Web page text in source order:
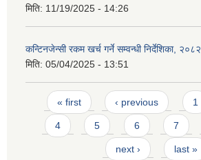
मिति: 11/19/2025 - 14:26
कन्टिनजेन्सी रकम खर्च गर्ने सम्वन्धी निर्देशिका, २०८२
मिति: 05/04/2025 - 13:51
Pages
« first ‹ previous 1
4 5 6 7
next › last »